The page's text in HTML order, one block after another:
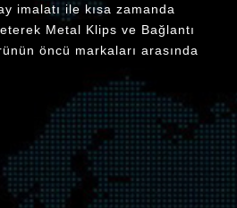
imalatı ile kısa zamanda
Metal Klips ve Bağlantı
öncü markaları arasında